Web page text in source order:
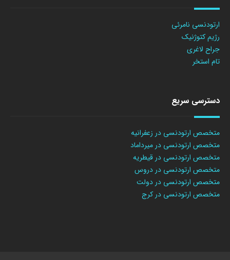
ارتودنسی نامرئی
رژیم کتوژنیک
جراح لاغری
تام استخر
دسترسی سریع
متخصص ارتودنسی در زعفرانیه
متخصص ارتودنسی در میرداماد
متخصص ارتودنسی در قیطریه
متخصص ارتودنسی در دروس
متخصص ارتودنسی در دولت
متخصص ارتودنسی در کرج